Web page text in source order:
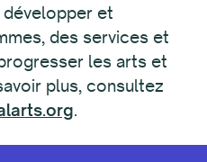
et
des services et
les arts et
plus, consultez
.